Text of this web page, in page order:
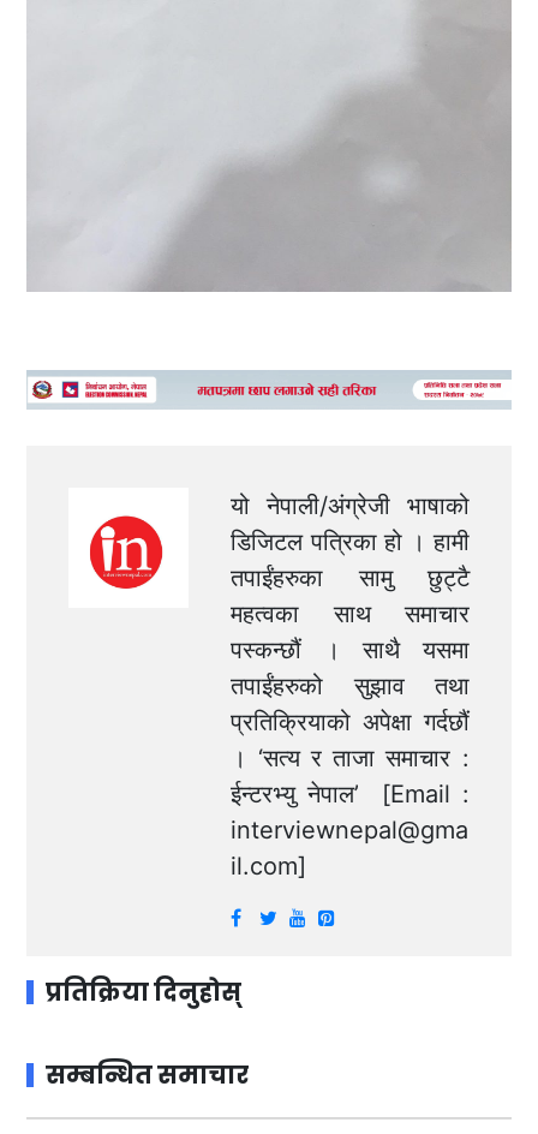
यो नेपाली/अंग्रेजी भाषाको
डिजिटल पत्रिका हो । हामी
तपाईंहरुका सामु छुट्टै
महत्वका साथ समाचार
पस्कन्छौं । साथै यसमा
तपाईंहरुको सुझाव तथा
प्रतिक्रियाको अपेक्षा गर्दछौं
। ‘सत्य र ताजा समाचार :
ईन्टरभ्यु नेपाल’ [Email :
interviewnepal@gma
il.com]
प्रतिक्रिया दिनुहोस्
सम्बन्धित समाचार